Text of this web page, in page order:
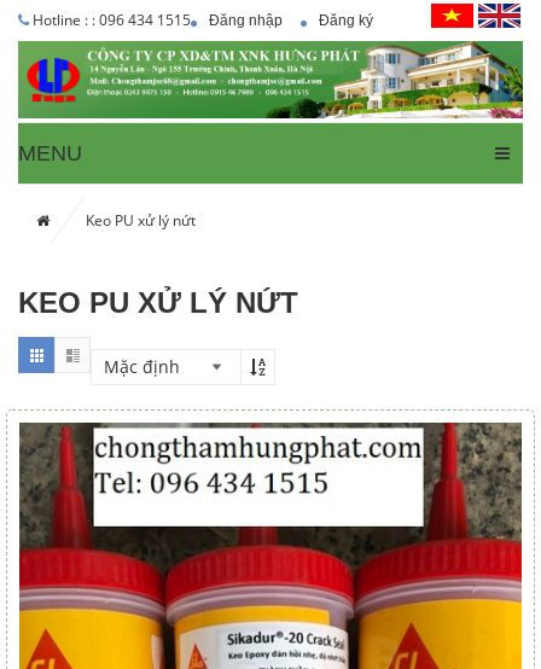
Hotline : : 096 434 1515 Đăng nhập Đăng ký
MENU
Keo PU xử lý nứt
KEO PU XỬ LÝ NỨT